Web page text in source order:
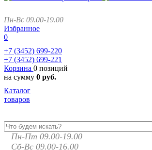
Пн-Вс 09.00-19.00
Избранное
0
+7 (3452) 699-220
+7 (3452) 699-221
Корзина 0 позиций
на сумму 0 руб.
Каталог
товаров
Пн-Пт 09.00-19.00
Сб-Вс 09.00-16.00